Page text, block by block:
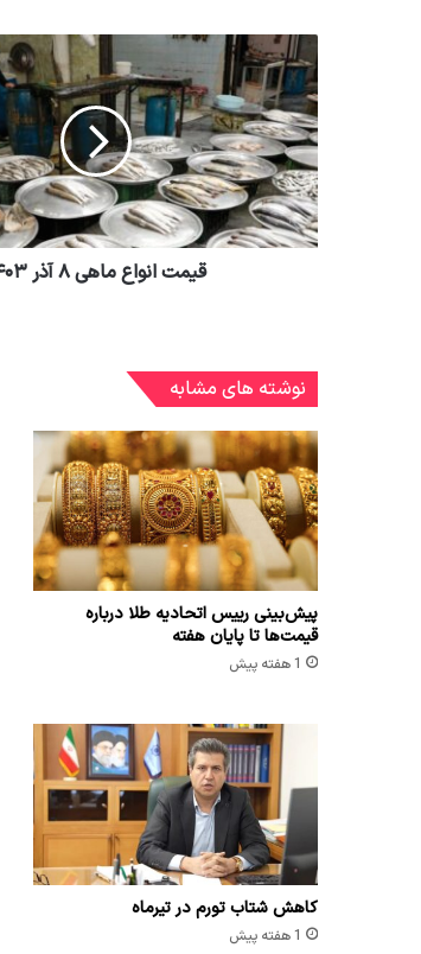
قیمت انواع ماهی ۸ آذر ۱۴۰۳
نوشته های مشابه
پیش‌بینی رییس اتحادیه طلا درباره
قیمت‌ها تا پایان هفته
1 هفته پیش
کاهش شتاب تورم در تیرماه
1 هفته پیش